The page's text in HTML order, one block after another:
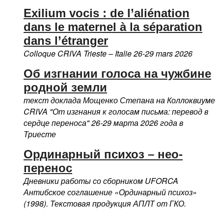
Exilium vocis : de l’aliénation
dans le maternel à la séparation
dans l’étranger
Colloque CRIVA Trieste – Italie 26-29 mars 2026
Об изгнании голоса на чужбине
родной земли
текст доклада Мощенко Степана на Коллоквиуме
CRIVA "От изгнания к голосам письма: перевод в
сердце переноса" 26-29 марта 2026 года в
Триесте
Ординарный психоз – нео-
перенос
Дневники работы со сборником UFORCA
Антибское соглашение «Ординарный психоз»
(1998). Текстовая продукция АПЛТ от ГКО.